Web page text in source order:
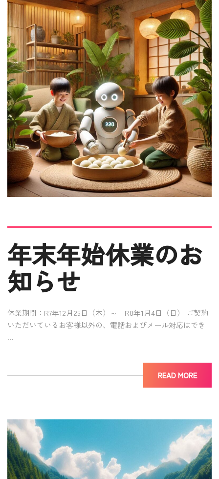
年末年始休業のお
知らせ
休業期間：R7年12月25日（木）～ R8年1月4日（日） ご契約
いただいているお客様以外の、電話およびメール対応はでき
…
READ MORE